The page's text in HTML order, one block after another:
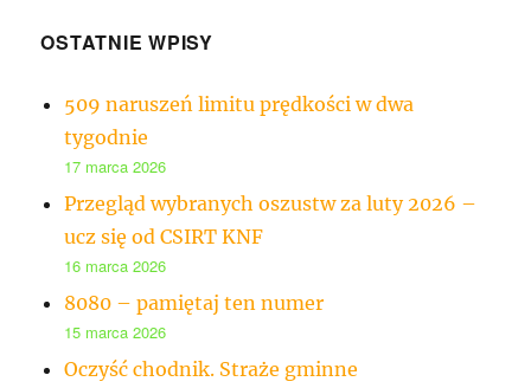
OSTATNIE WPISY
509 naruszeń limitu prędkości w dwa
tygodnie
17 marca 2026
Przegląd wybranych oszustw za luty 2026 –
ucz się od CSIRT KNF
16 marca 2026
8080 – pamiętaj ten numer
15 marca 2026
Oczyść chodnik. Straże gminne